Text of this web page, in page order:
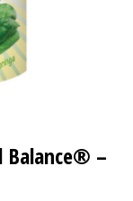
Balance® –